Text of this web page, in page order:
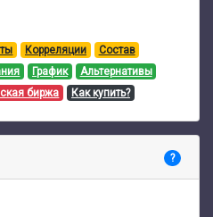
Корреляции
Состав
График
Альтернативы
биржа Как купить?
?